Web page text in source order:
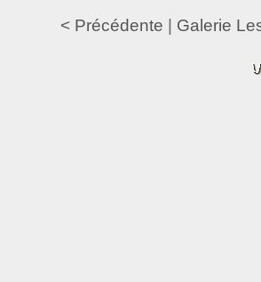
< Précédente | Galerie